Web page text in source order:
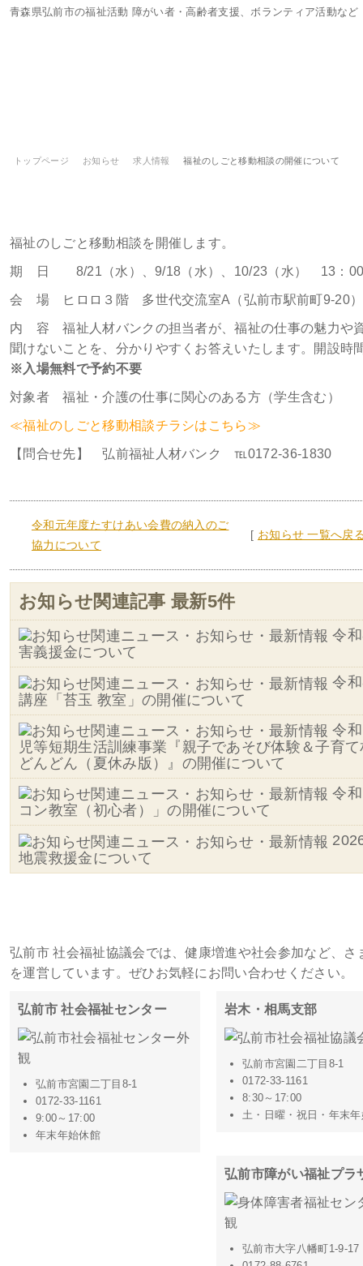
青森県弘前市の福祉活動 障がい者・高齢者支援、ボランティア活動など
トップページ お知らせ 求人情報 福祉のしごと移動相談の開催について
福祉のしごと移動相談を開催します。
期 日 8/21（水）、9/18（水）、10/23（水） 13：00
会 場 ヒロロ３階 多世代交流室A（弘前市駅前町9-20）
内 容 福祉人材バンクの担当者が、福祉の仕事の魅力や
聞けないことを、分かりやすくお答えいたします。開設時
※入場無料で予約不要
対象者 福祉・介護の仕事に関心のある方（学生含む）
≪福祉のしごと移動相談チラシはこちら≫
【問合せ先】 弘前福祉人材バンク ℡0172-36-1830
令和元年度たすけあい会費の納入のご
協力について
[ お知らせ 一覧へ戻
お知らせ関連記事 最新5件
令
害義援金について
令
講座「苔玉 教室」の開催について
令
児等短期生活訓練事業『親子であそび体験＆子育
どんどん（夏休み版）』の開催について
令
コン教室（初心者）」の開催について
地震救援金について
弘前市 社会福祉協議会では、健康増進や社会参加など、
を運営しています。ぜひお気軽にお問い合わせください。
弘前市 社会福祉センター
弘前市宮園二丁目8-1
0172-33-1161
9:00～17:00
年末年始休館
岩木・相馬支部
弘前市宮園二丁目8-1
0172-33-1161
8:30～17:00
土・日曜・祝日・年末
弘前市障がい福祉プラ
弘前市大字八幡町1-9-17